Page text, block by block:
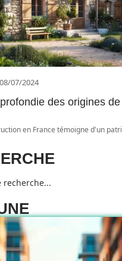
08/07/2024
des origines
en France témoigne d'un